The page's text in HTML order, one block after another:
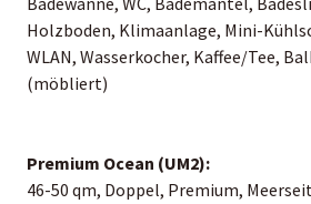
Holzboden, Klimaanlage, Mini-
WLAN, Wasserkocher, Kaffee/Tee,
(möbliert)
Premium Ocean (UM2):
46-50 qm, Doppel, Premium,